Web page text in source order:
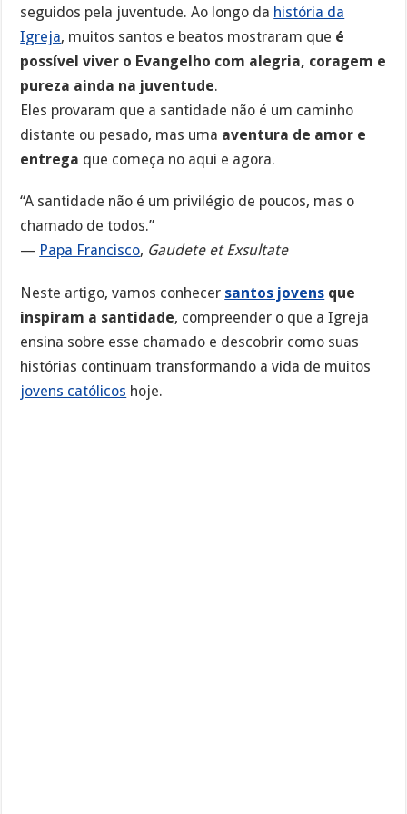
seguidos pela juventude. Ao longo da história da
Igreja, muitos santos e beatos mostraram que é
possível viver o Evangelho com alegria, coragem e
pureza ainda na juventude.
Eles provaram que a santidade não é um caminho
distante ou pesado, mas uma aventura de amor e
entrega que começa no aqui e agora.
“A santidade não é um privilégio de poucos, mas o
chamado de todos.”
— Papa Francisco, Gaudete et Exsultate
Neste artigo, vamos conhecer santos jovens que
inspiram a santidade, compreender o que a Igreja
ensina sobre esse chamado e descobrir como suas
histórias continuam transformando a vida de muitos
jovens católicos hoje.